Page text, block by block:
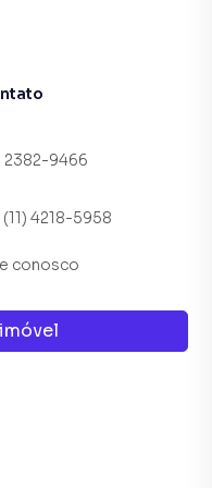
moradores
mais crescem e se
2382-9466
(11) 4218-5958
conosco